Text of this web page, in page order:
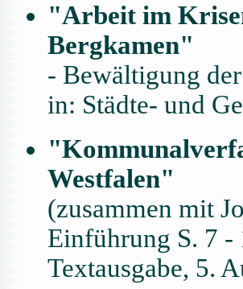
"Arbeit im
Bergkamen"
- Bewältigung
in: Städte- und
Westfalen"
(zusammen mit
Einführung S. 7 -
Textausgabe, 5.